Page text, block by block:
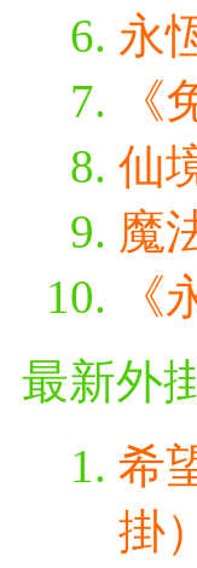
永
《
仙
魔
最新外
希
掛）